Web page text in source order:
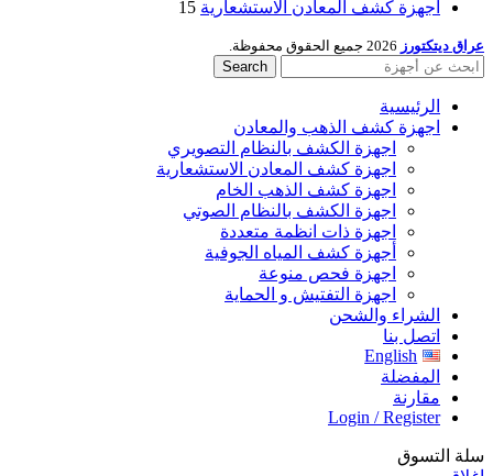
اجهزة كشف المعادن الاستشعارية 15
عراق ديتكتورز 2026 جميع الحقوق محفوظة.
Search
الرئيسية
اجهزة كشف الذهب والمعادن
اجهزة الكشف بالنظام التصويري
اجهزة كشف المعادن الاستشعارية
اجهزة كشف الذهب الخام
اجهزة الكشف بالنظام الصوتي
اجهزة ذات انظمة متعددة
أجهزة كشف المياه الجوفية
اجهزة فحص منوعة
اجهزة التفتيش و الحماية
الشراء والشحن
اتصل بنا
English
المفضلة
مقارنة
Login / Register
سلة التسوق